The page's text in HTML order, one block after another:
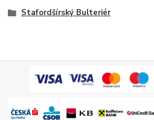
Stafordšírský Bulteriér